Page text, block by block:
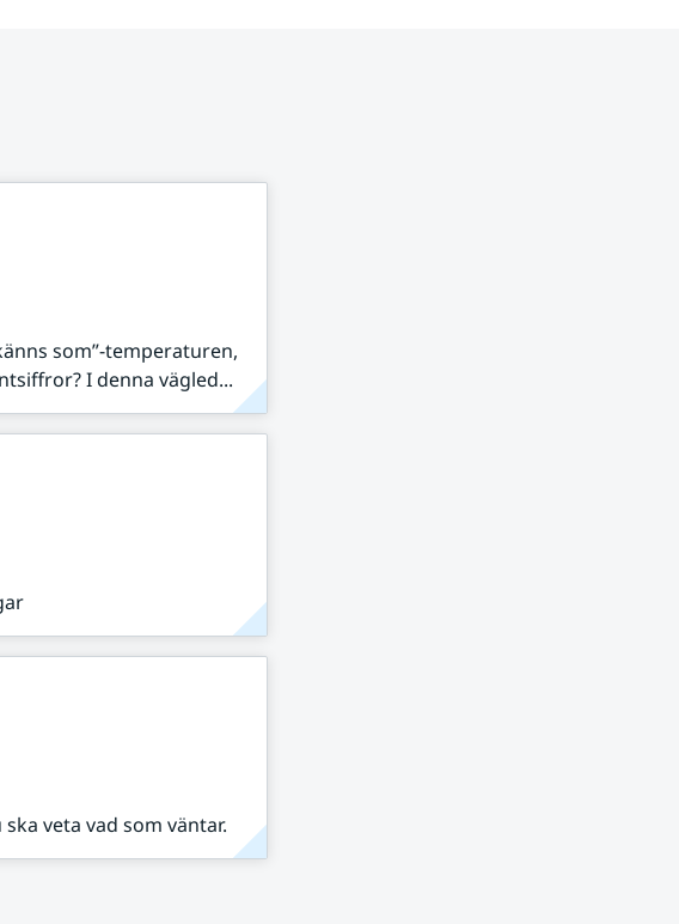
som”-temperaturen,
I denna vägled...
veta vad som väntar.